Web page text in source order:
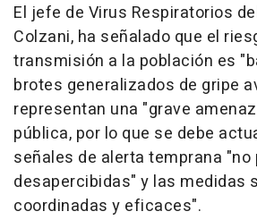
El jefe de Virus Respiratorios
Colzani, ha señalado que el
transmisión a la población es
brotes generalizados de gripe
representan una "grave
pública, por lo que se debe
señales de alerta temprana "no
desapercibidas" y las medidas
coordinadas y eficaces".